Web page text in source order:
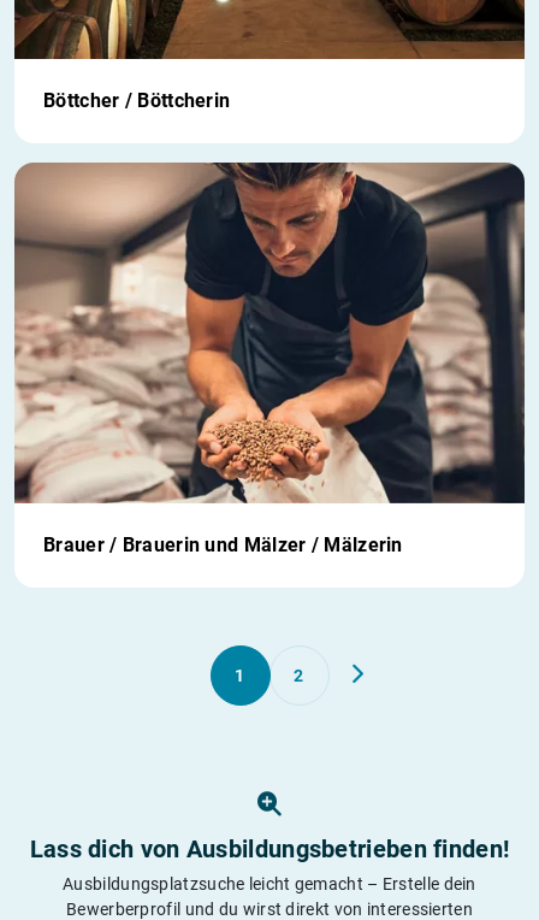
Böttcher / Böttcherin
Brauer / Brauerin und Mälzer / Mälzerin
1 2
Lass dich von Ausbildungs­betrieben finden!
Ausbildungsplatzsuche leicht gemacht – Erstelle dein
Bewerberprofil und du wirst direkt von interessierten